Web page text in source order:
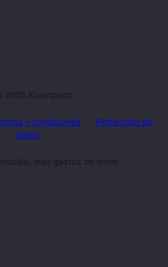
2026 Kunstplaza
y condiciones
Protección de
datos
más gastos de envío